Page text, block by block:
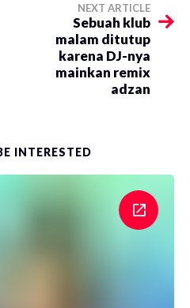
NEXT ARTICLE
Sebuah klub
malam ditutup
karena DJ-nya
mainkan remix
adzan
INTERESTED